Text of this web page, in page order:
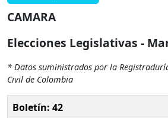
CAMARA
Elecciones Legislativas -
* Datos suministrados por la
Civil de Colombia
Boletín: 42